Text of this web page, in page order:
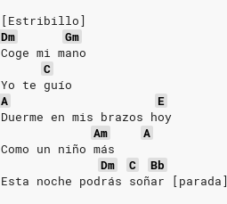
[Estribillo]
Dm
Gm
Coge mi mano
C
Yo te guío
A
E
Duerme en mis brazos hoy
Am
A
Como un niño más
Dm
C
Bb
Esta noche podrás soñar [parada]